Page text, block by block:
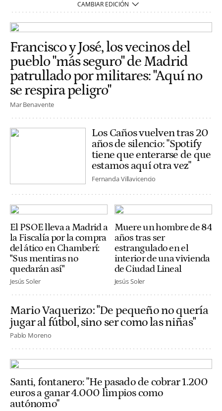
Francisco y José, los vecinos del
pueblo "más seguro" de Madrid
patrullado por militares: "Aquí no
se respira peligro"
Mar Benavente
Los Caños vuelven tras 20
años de silencio: "Spotify
tiene que enterarse de que
estamos aquí otra vez"
Fernanda Villavicencio
El PSOE lleva a Madrid a
la Fiscalía por la compra
del ático en Chamberí:
"Sus mentiras no
quedarán así"
Jesús Soler
Muere un hombre de 84
años tras ser
estrangulado en el
interior de una vivienda
de Ciudad Lineal
Jesús Soler
Mario Vaquerizo: "De pequeño no quería
jugar al fútbol, sino ser como las niñas"
Pablo Moreno
Santi, fontanero: "He pasado de cobrar 1.200
euros a ganar 4.000 limpios como
autónomo"